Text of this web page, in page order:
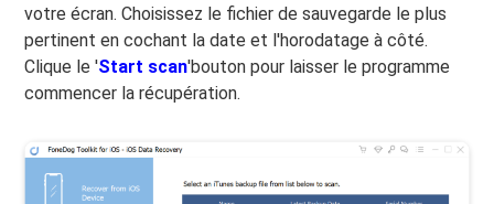
votre écran. Choisissez le fichier de sauvegarde le plus
pertinent en cochant la date et l'horodatage à côté.
Clique le 'Start scan'bouton pour laisser le programme
commencer la récupération.